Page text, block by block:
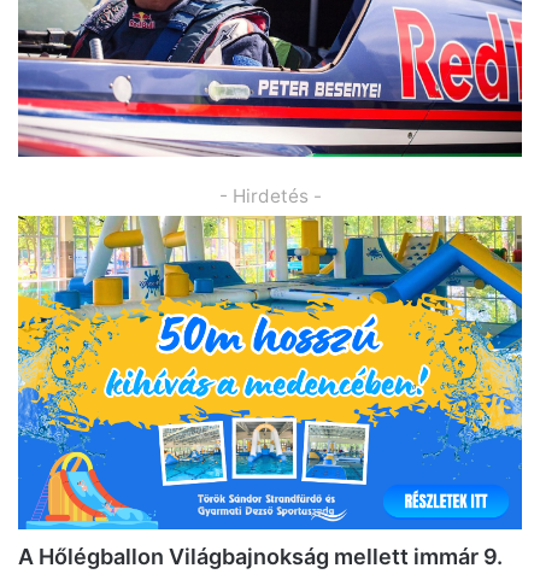
- Hirdetés -
A Hőlégballon Világbajnokság mellett immár 9.